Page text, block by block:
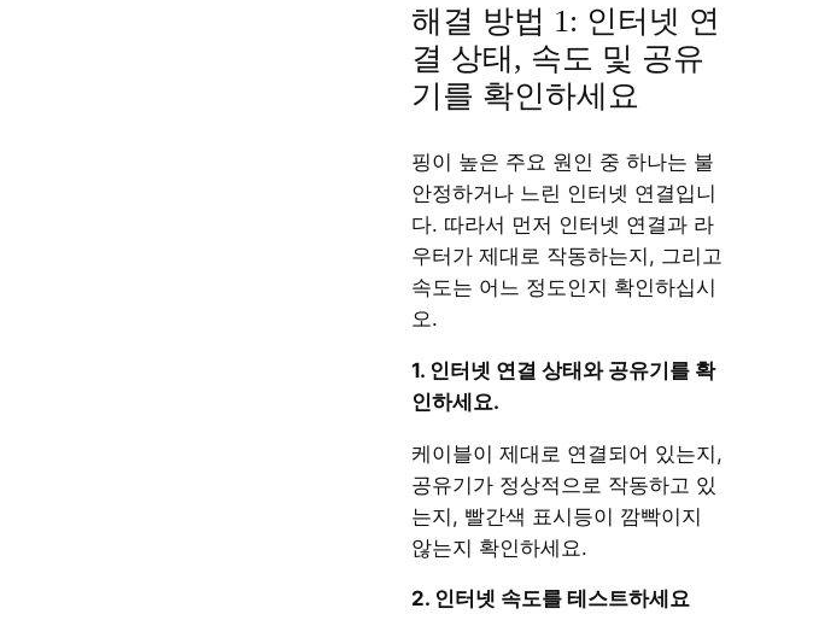
해결 방법 1: 인터넷 연
결 상태, 속도 및 공유
기를 확인하세요
핑이 높은 주요 원인 중 하나는 불
안정하거나 느린 인터넷 연결입니
다. 따라서 먼저 인터넷 연결과 라
우터가 제대로 작동하는지, 그리고
속도는 어느 정도인지 확인하십시
오.
1. 인터넷 연결 상태와 공유기를 확
인하세요.
케이블이 제대로 연결되어 있는지,
공유기가 정상적으로 작동하고 있
는지, 빨간색 표시등이 깜빡이지
않는지 확인하세요.
2. 인터넷 속도를 테스트하세요